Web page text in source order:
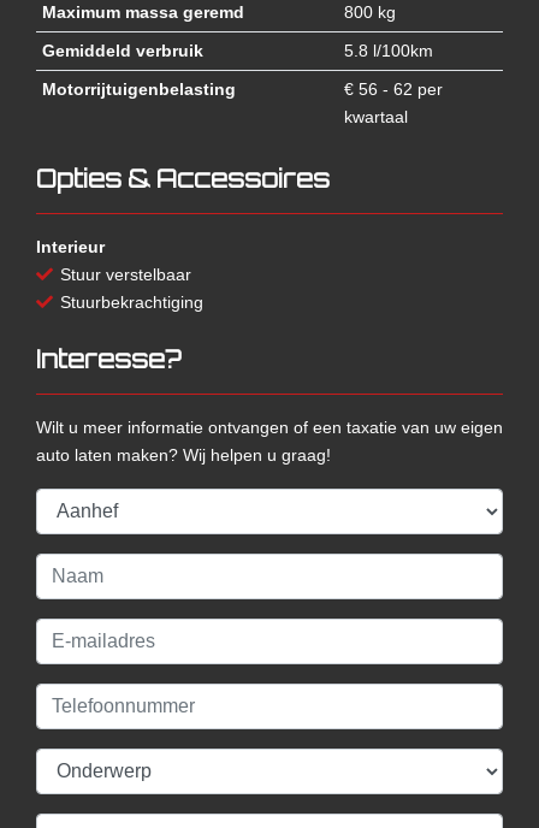
Maximum massa geremd
800 kg
Gemiddeld verbruik
5.8 l/100km
Motorrijtuigenbelasting
€ 56 - 62 per
kwartaal
Opties & Accessoires
Interieur
Stuur verstelbaar
Stuurbekrachtiging
Interesse?
Wilt u meer informatie ontvangen of een taxatie van uw eigen
auto laten maken? Wij helpen u graag!